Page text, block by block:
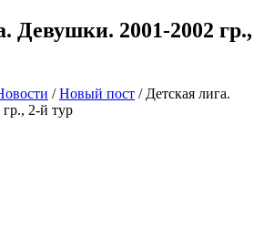
Девушки. 2001-2002 гр.,
/Новый пост / Детская лига.
2-й тур